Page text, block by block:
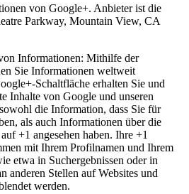
von Google+. Anbieter ist die
Parkway, Mountain View, CA
Informationen: Mithilfe der
Sie Informationen weltweit
Schaltfläche erhalten Sie und
Inhalte von Google und unseren
die Information, dass Sie für
als auch Informationen über die
+1 angesehen haben. Ihre +1
mit Ihrem Profilnamen und Ihrem
etwa in Suchergebnissen oder in
anderen Stellen auf Websites und
werden.